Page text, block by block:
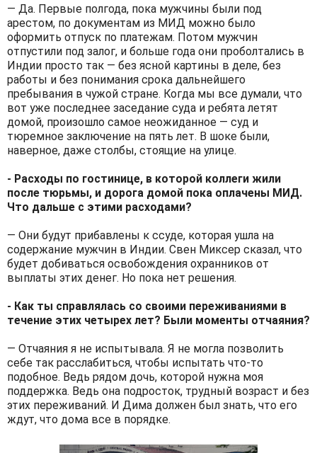
— Да. Первые полгода, пока мужчины были под
арестом, по документам из МИД можно было
оформить отпуск по платежам. Потом мужчин
отпустили под залог, и больше года они проболтались в
Индии просто так — без ясной картины в деле, без
работы и без понимания срока дальнейшего
пребывания в чужой стране. Когда мы все думали, что
вот уже последнее заседание суда и ребята летят
домой, произошло самое неожиданное — суд и
тюремное заключение на пять лет. В шоке были,
наверное, даже столбы, стоящие на улице.
- Расходы по гостинице, в которой коллеги жили
после тюрьмы, и дорога домой пока оплачены МИД.
Что дальше с этими расходами?
— Они будут прибавлены к ссуде, которая ушла на
содержание мужчин в Индии. Свен Миксер сказал, что
будет добиваться освобождения охранников от
выплаты этих денег. Но пока нет решения.
- Как ты справлялась со своими переживаниями в
течение этих четырех лет? Были моменты отчаяния?
— Отчаяния я не испытывала. Я не могла позволить
себе так расслабиться, чтобы испытать что-то
подобное. Ведь рядом дочь, которой нужна моя
поддержка. Ведь она подросток, трудный возраст и без
этих переживаний. И Дима должен был знать, что его
ждут, что дома все в порядке.